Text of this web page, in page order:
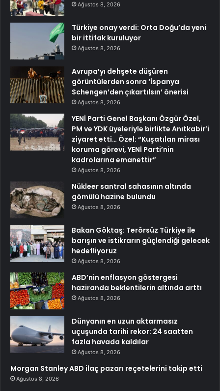
Ağustos 8, 2026
Türkiye onay verdi: Orta Doğu’da yeni
bir ittifak kuruluyor
Ağustos 8, 2026
Avrupa’yı dehşete düşüren
görüntülerden sonra ‘İspanya
Schengen’den çıkartılsın’ önerisi
Ağustos 8, 2026
YENİ Parti Genel Başkanı Özgür Özel,
PM ve YDK üyeleriyle birlikte Anıtkabir’i
ziyaret etti… Özel: “Kuşatılan mirası
koruma görevi, YENİ Parti’nin
kadrolarına emanettir”
Ağustos 8, 2026
Nükleer santral sahasının altında
gömülü hazine bulundu
Ağustos 8, 2026
Bakan Göktaş: Terörsüz Türkiye ile
barışın ve istikrarın güçlendiği gelecek
hedefliyoruz
Ağustos 8, 2026
ABD’nin enflasyon göstergesi
haziranda beklentilerin altında arttı
Ağustos 8, 2026
Dünyanın en uzun aktarmasız
uçuşunda tarihi rekor: 24 saatten
fazla havada kaldılar
Ağustos 8, 2026
Morgan Stanley ABD ilaç pazarı reçetelerini takip etti
Ağustos 8, 2026